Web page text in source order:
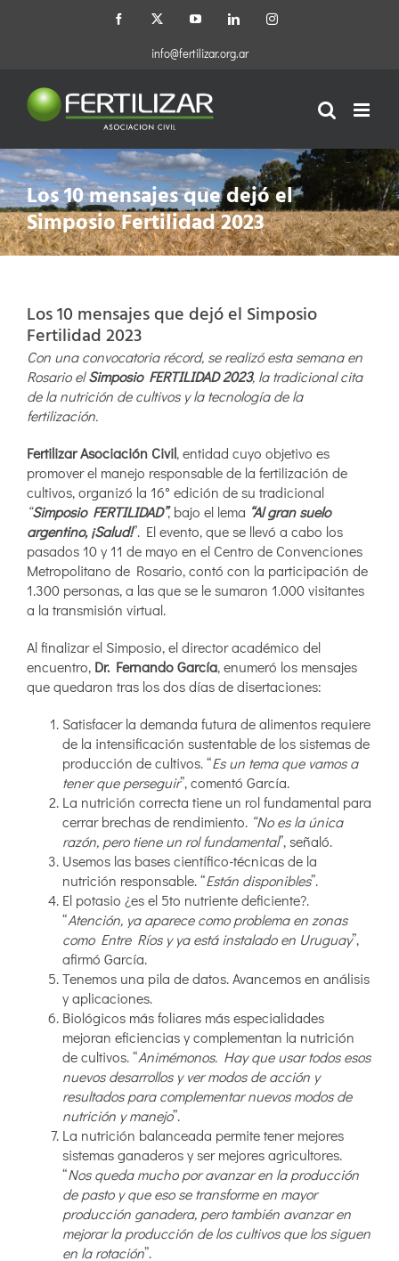
Facebook
X YouTubeLinkedInInstagram
info@fertilizar.org.ar
Los 10 mensajes que dejó el
Simposio Fertilidad 2023
Los 10 mensajes que dejó el Simposio
Fertilidad 2023
Con una convocatoria récord, se realizó esta semana en
Rosario elSimposio FERTILIDAD 2023, la tradicional cita
de la nutrición de cultivos y la tecnología de la
fertilización.
Fertilizar Asociación Civil, entidad cuyo objetivo es
promover el manejo responsable de la fertilización de
cultivos, organizó la 16° edición de su tradicional
“Simposio FERTILIDAD”, bajo el lema “Al gran suelo
argentino, ¡Salud!”. El evento, que se llevó a cabo los
pasados 10 y 11 de mayo en el Centro de Convenciones
Metropolitano de Rosario, contó con la participación de
1.300 personas, a las que se le sumaron 1.000 visitantes
a la transmisión virtual.
Al finalizar el Simposio, el director académico del
encuentro, Dr. Fernando García, enumeró los mensajes
que quedaron tras los dos días de disertaciones:
Satisfacer la demanda futura de alimentos requiere
de la intensificación sustentable de los sistemas de
producción de cultivos. “Es un tema que vamos a
tener que perseguir”, comentó García.
La nutrición correcta tiene un rol fundamental para
cerrar brechas de rendimiento. “No es la única
razón, pero tiene un rol fundamental”, señaló.
Usemos las bases científico-técnicas de la
nutrición responsable. “Están disponibles”.
El potasio ¿es el 5to nutriente deficiente?.
“Atención, ya aparece como problema en zonas
como Entre Ríos y ya está instalado en Uruguay”,
afirmó García.
Tenemos una pila de datos. Avancemos en análisis
y aplicaciones.
Biológicos más foliares más especialidades
mejoran eficiencias y complementan la nutrición
de cultivos. “Animémonos. Hay que usar todos esos
nuevos desarrollos y ver modos de acción y
resultados para complementar nuevos modos de
nutrición y manejo”.
La nutrición balanceada permite tener mejores
sistemas ganaderos y ser mejores agricultores.
“Nos queda mucho por avanzar en la producción
de pasto y que eso se transforme en mayor
producción ganadera, pero también avanzar en
mejorar la producción de los cultivos que los siguen
en la rotación”.